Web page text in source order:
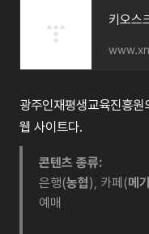
키오스
광주인재평생교육진흥
웹 사이트다.
콘텐츠 종류:
은행(농협), 카페(메
예매